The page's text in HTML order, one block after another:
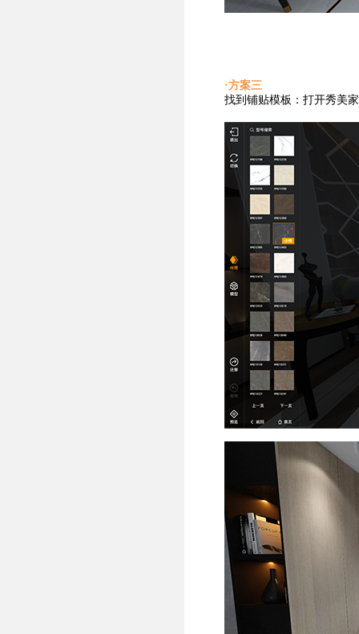
·方案三
找到铺贴模板：打开秀美